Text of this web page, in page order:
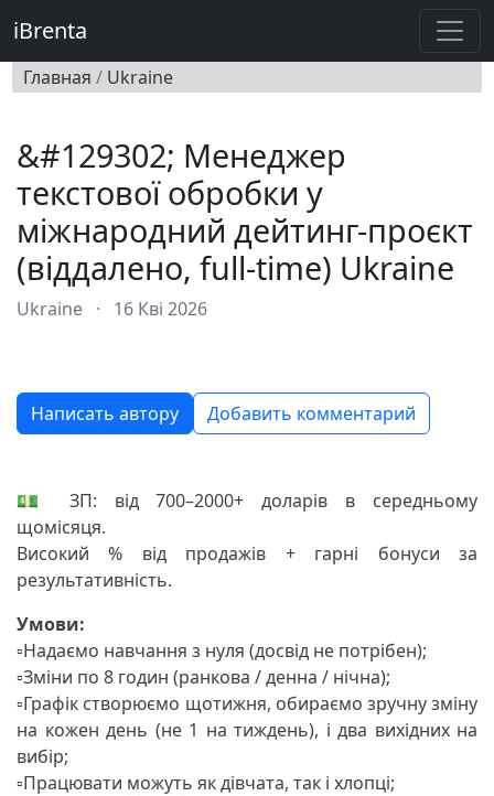
iBrenta
Главная / Ukraine
&#129302; Менеджер
текстової обробки у
міжнародний дейтинг-проєкт
(віддалено, full-time) Ukraine
Ukraine · 16 Кві 2026
Написать автору Добавить комментарий
💵 ЗП: від 700–2000+ доларів в середньому
щомісяця.
Високий % від продажів + гарні бонуси за
результативність.
Умови:
▫️Надаємо навчання з нуля (досвід не потрібен);
▫️Зміни по 8 годин (ранкова / денна / нічна);
▫️Графік створюємо щотижня, обираємо зручну зміну
на кожен день (не 1 на тиждень), і два вихідних на
вибір;
▫️Працювати можуть як дівчата, так і хлопці;